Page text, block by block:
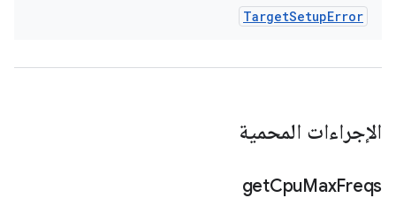
TargetSetupError
الإجراءات المحمية
getCpuMaxFreqs